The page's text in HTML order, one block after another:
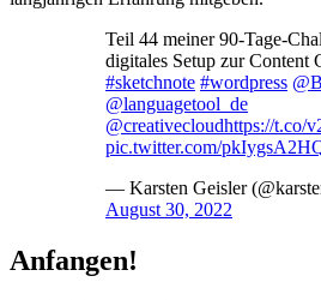
Teil 44 meiner 90-Tage-
digitales Setup zur Content
#sketchnote #wordpress
@languagetool_de
@creativecloudhttps://t.co/
pic.twitter.com/
— Karsten Geisler
August 30, 2022
Anfangen!